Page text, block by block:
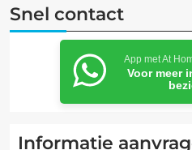
Snel contact
App met At
Voor meer
Informatie